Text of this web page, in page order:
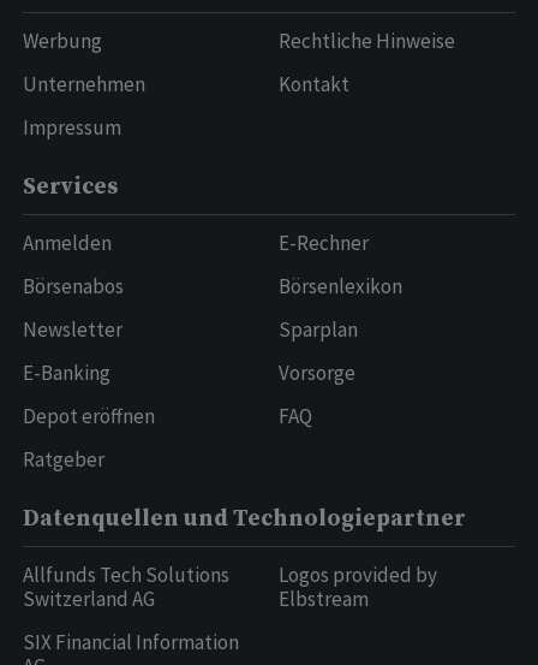
Werbung
Unternehmen
Impressum
Rechtliche Hinweise
Kontakt
Services
Anmelden
Börsenabos
Newsletter
E-Banking
Depot eröffnen
Ratgeber
E-Rechner
Börsenlexikon
Sparplan
Vorsorge
FAQ
Datenquellen und Technologiepartner
Allfunds Tech Solutions
Switzerland AG
SIX Financial Information
Logos provided by
Elbstream